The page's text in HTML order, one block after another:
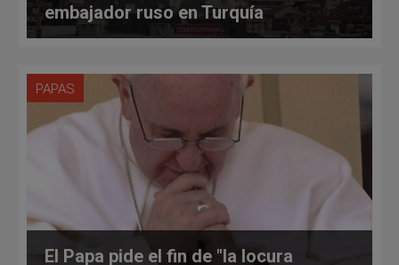
embajador ruso en Turquía
PAPAS
El Papa pide el fin de "la locura